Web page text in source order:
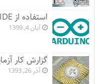
استفاده از IDE آردوینو
آبان 4, 1399
گزارش کار
آذر 26, 1393